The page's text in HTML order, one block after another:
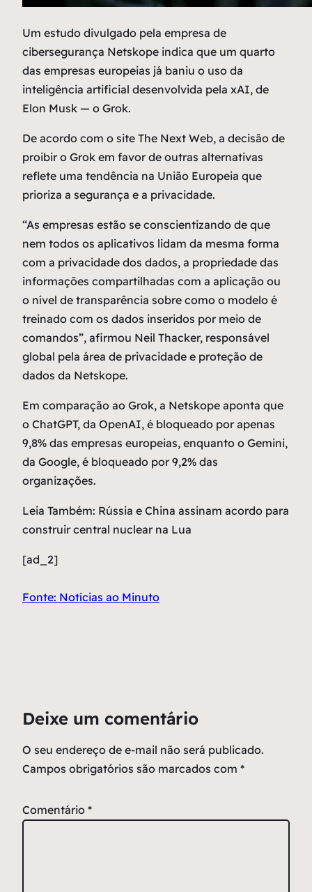
Um estudo divulgado pela empresa de
cibersegurança Netskope indica que um quarto
das empresas europeias já baniu o uso da
inteligência artificial desenvolvida pela xAI, de
Elon Musk — o Grok.
De acordo com o site The Next Web, a decisão de
proibir o Grok em favor de outras alternativas
reflete uma tendência na União Europeia que
prioriza a segurança e a privacidade.
“As empresas estão se conscientizando de que
nem todos os aplicativos lidam da mesma forma
com a privacidade dos dados, a propriedade das
informações compartilhadas com a aplicação ou
o nível de transparência sobre como o modelo é
treinado com os dados inseridos por meio de
comandos”, afirmou Neil Thacker, responsável
global pela área de privacidade e proteção de
dados da Netskope.
Em comparação ao Grok, a Netskope aponta que
o ChatGPT, da OpenAI, é bloqueado por apenas
9,8% das empresas europeias, enquanto o Gemini,
da Google, é bloqueado por 9,2% das
organizações.
Leia Também: Rússia e China assinam acordo para
construir central nuclear na Lua
[ad_2]
Fonte: Notícias ao Minuto
Deixe um comentário
O seu endereço de e-mail não será publicado.
Campos obrigatórios são marcados com *
Comentário *